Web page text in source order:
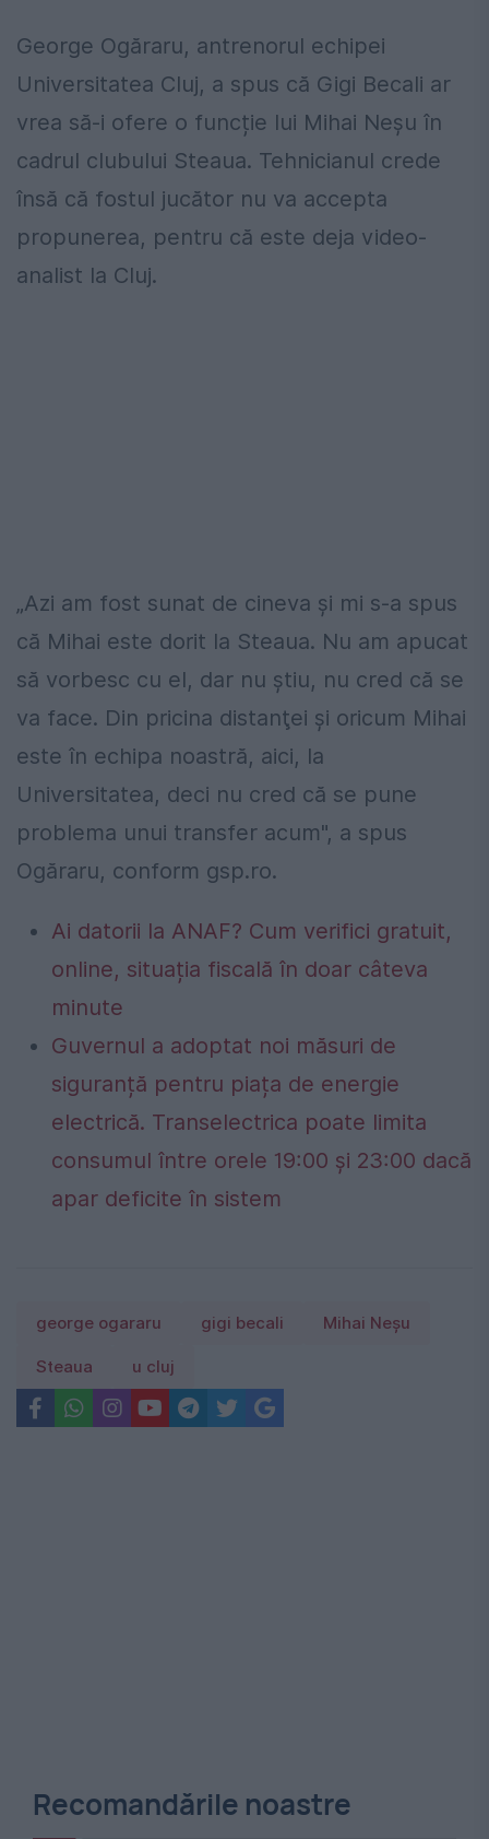
George Ogăraru, antrenorul echipei
Universitatea Cluj, a spus că Gigi Becali ar
vrea să-i ofere o funcție lui Mihai Neșu în
cadrul clubului Steaua. Tehnicianul crede
însă că fostul jucător nu va accepta
propunerea, pentru că este deja video-
analist la Cluj.
„Azi am fost sunat de cineva şi mi s-a spus
că Mihai este dorit la Steaua. Nu am apucat
să vorbesc cu el, dar nu ştiu, nu cred că se
va face. Din pricina distanţei şi oricum Mihai
este în echipa noastră, aici, la
Universitatea, deci nu cred că se pune
problema unui transfer acum", a spus
Ogăraru, conform gsp.ro.
Ai datorii la ANAF? Cum verifici gratuit,
online, situația fiscală în doar câteva
minute
Guvernul a adoptat noi măsuri de
siguranță pentru piața de energie
electrică. Transelectrica poate limita
consumul între orele 19:00 și 23:00 dacă
apar deficite în sistem
george ogararu gigi becali Mihai Neșu
Steaua u cluj
Recomandările noastre